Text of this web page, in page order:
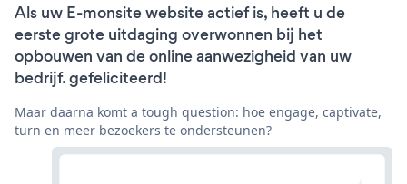
Als uw E-monsite website actief is, heeft u de
eerste grote uitdaging overwonnen bij het
opbouwen van de online aanwezigheid van uw
bedrijf. gefeliciteerd!
Maar daarna komt a tough question: hoe engage, captivate,
turn en meer bezoekers te ondersteunen?